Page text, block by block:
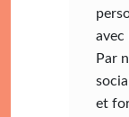
avec
Par
et